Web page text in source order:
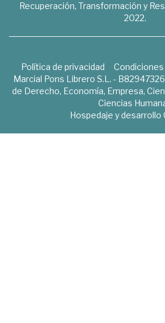
Recuperación, Transformación y
2022.
Política de privacidad
Marcial Pons Librero S.L. -
de Derecho, Economía, Empresa,
Ciencias
Hospedaje y desarrollo